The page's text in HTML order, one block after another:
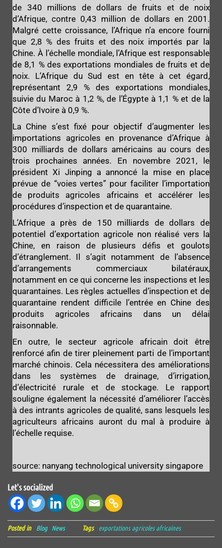
de 340 millions de dollars de fruits et de noix
d’Afrique, contre 0,43 million de dollars en 2001.
Malgré cette croissance, l’Afrique n’a encore fourni
que 2,8 % des fruits et des noix importés par la
Chine. À l’échelle mondiale, l’Afrique est responsable
de 8,1 % des exportations mondiales de fruits et de
noix. L’Afrique du Sud est en tête à cet égard,
représentant 2,9 % des exportations mondiales,
suivie du Maroc à 1,2 %, de l’Égypte à 1,1 % et de la
Côte d’Ivoire à 0,9 %.
La Chine s’est fixé pour objectif d’augmenter les
importations agricoles en provenance d’Afrique à
300 milliards de dollars américains au cours des
trois prochaines années. En novembre 2021, le
président Xi Jinping a annoncé la mise en place
prévue de “voies vertes” pour faciliter l’importation
de produits agricoles africains et accélérer les
procédures d’inspection et de quarantaine.
L’Afrique a près de 150 milliards de dollars de
potentiel d’exportation agricole non réalisé vers la
Chine, en raison de plusieurs défis et goulots
d’étranglement. Il s’agit notamment de l’absence
d’arrangements commerciaux bilatéraux,
notamment en ce qui concerne les inspections et les
quarantaines. Les règles actuelles d’inspection et de
quarantaine rendent difficile l’entrée en Chine des
produits agricoles africains dans un délai
raisonnable.
En outre, le secteur agricole africain doit être
renforcé afin de tirer pleinement parti de l’important
marché chinois. Cela nécessitera des améliorations
dans les systèmes de drainage, d’irrigation,
d’électricité rurale et de stockage. Le rapport
souligne également la nécessité d’améliorer l’accès
à des intrants agricoles de qualité, sans lesquels les
agriculteurs africains auront du mal à produire à
l’échelle requise.
source: nanyang technological university singapore
Let's socialized
Posted in Blog News Tags exportations agricoles africaines